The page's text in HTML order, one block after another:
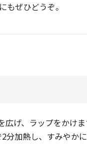
もぜひどうぞ。
広げ、ラップをかけま
分加熱し、すみやか